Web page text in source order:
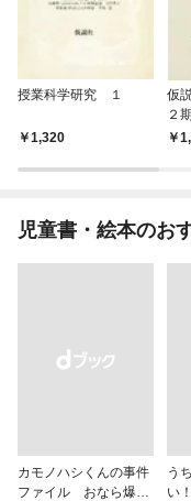
授業科学研究 １
1,320
仮
２
児童書・絵本のお
カモノハシくんの事件
ファイル おなら爆
う
い